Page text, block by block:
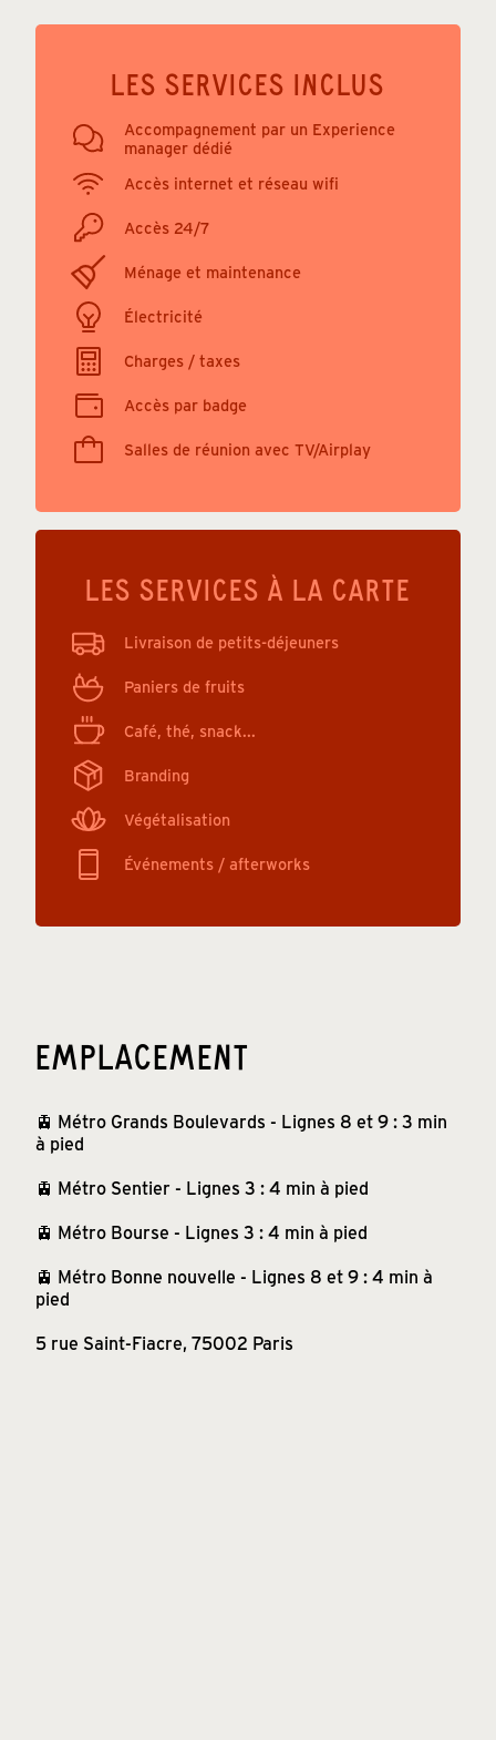
LES SERVICES INCLUS
Accompagnement par un Experience
manager dédié
Accès internet et réseau wifi
Accès 24/7
Ménage et maintenance
Électricité
Charges / taxes
Accès par badge
Salles de réunion avec TV/Airplay
LES SERVICES À LA CARTE
Livraison de petits-déjeuners
Paniers de fruits
Café, thé, snack...
Branding
Végétalisation
Événements / afterworks
EMPLACEMENT
🚊 Métro Grands Boulevards - Lignes 8 et 9 : 3 min
à pied
🚊 Métro Sentier - Lignes 3 : 4 min à pied
🚊 Métro Bourse - Lignes 3 : 4 min à pied
🚊 Métro Bonne nouvelle - Lignes 8 et 9 : 4 min à
pied
5 rue Saint-Fiacre, 75002 Paris